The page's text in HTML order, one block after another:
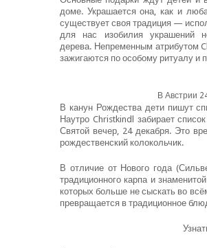
доме. Украшается она, как и
существует своя традиция —
для нас изобилия украшений
дерева. Непременным атрибутом
зажигаются по особому ритуалу и
В Австрии
В канун Рождества дети пишут
Наутро Christkindl забирает
Святой вечер, 24 декабря. Это
рождественский колокольчик.
В отличие от Нового года
традиционного карпа и
которых больше не сыскать во
превращается в традиционное